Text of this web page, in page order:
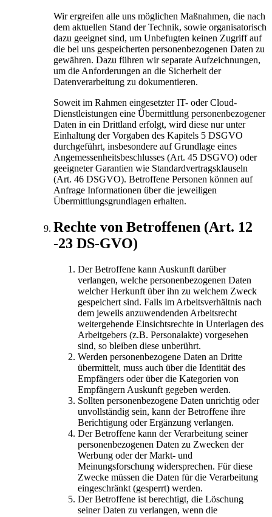
Wir ergreifen alle uns möglichen Maßnahmen, die nach
dem aktuellen Stand der Technik, sowie organisatorisch
dazu geeignet sind, um Unbefugten keinen Zugriff auf
die bei uns gespeicherten personenbezogenen Daten zu
gewähren. Dazu führen wir separate Aufzeichnungen,
um die Anforderungen an die Sicherheit der
Datenverarbeitung zu dokumentieren.
Soweit im Rahmen eingesetzter IT- oder Cloud-
Dienstleistungen eine Übermittlung personenbezogener
Daten in ein Drittland erfolgt, wird diese nur unter
Einhaltung der Vorgaben des Kapitels 5 DSGVO
durchgeführt, insbesondere auf Grundlage eines
Angemessenheitsbeschlusses (Art. 45 DSGVO) oder
geeigneter Garantien wie Standardvertragsklauseln
(Art. 46 DSGVO). Betroffene Personen können auf
Anfrage Informationen über die jeweiligen
Übermittlungsgrundlagen erhalten.
Rechte von Betroffenen (Art. 12
-23 DS-GVO)
Der Betroffene kann Auskunft darüber
verlangen, welche personenbezogenen Daten
welcher Herkunft über ihn zu welchem Zweck
gespeichert sind. Falls im Arbeitsverhältnis nach
dem jeweils anzuwendenden Arbeitsrecht
weitergehende Einsichtsrechte in Unterlagen des
Arbeitgebers (z.B. Personalakte) vorgesehen
sind, so bleiben diese unberührt.
Werden personenbezogene Daten an Dritte
übermittelt, muss auch über die Identität des
Empfängers oder über die Kategorien von
Empfängern Auskunft gegeben werden.
Sollten personenbezogene Daten unrichtig oder
unvollständig sein, kann der Betroffene ihre
Berichtigung oder Ergänzung verlangen.
Der Betroffene kann der Verarbeitung seiner
personenbezogenen Daten zu Zwecken der
Werbung oder der Markt- und
Meinungsforschung widersprechen. Für diese
Zwecke müssen die Daten für die Verarbeitung
eingeschränkt (gesperrt) werden.
Der Betroffene ist berechtigt, die Löschung
seiner Daten zu verlangen, wenn die